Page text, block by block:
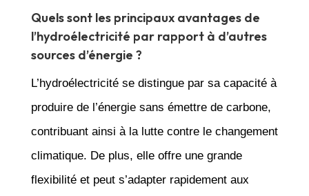
Quels sont les principaux avantages de
l’hydroélectricité par rapport à d’autres
sources d’énergie ?
L’hydroélectricité se distingue par sa capacité à
produire de l’énergie sans émettre de carbone,
contribuant ainsi à la lutte contre le changement
climatique. De plus, elle offre une grande
flexibilité et peut s’adapter rapidement aux